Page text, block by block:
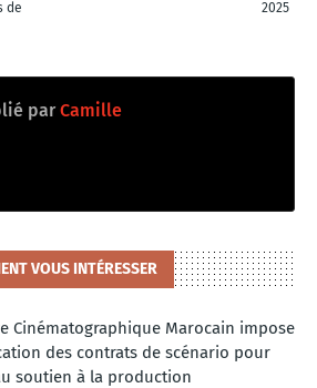
2025
de
par Camille
VOUS INTÉRESSER
Cinématographique Marocain impose
des contrats de scénario pour
soutien à la production